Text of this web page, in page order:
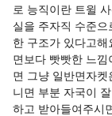
로 능직이란 트윌
실을 주자직 수준
한 구조가 있다고
면보다 빳빳한 느
면 그냥 일반면자
니면 부분 자국이
하고 받아들여주시